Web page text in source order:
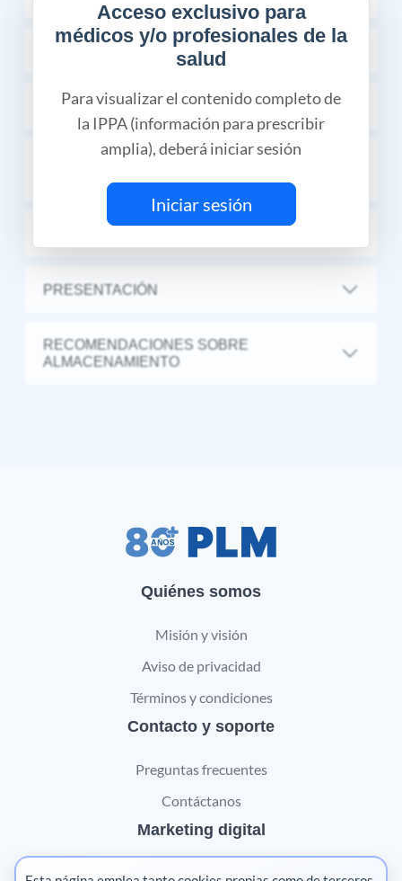
Acceso exclusivo para
médicos y/o profesionales de la
salud
Para visualizar el contenido completo de
la IPPA (información para prescribir
amplia), deberá iniciar sesión
Iniciar sesión
INDICACIONES TERAPÉUTICAS
CONTRAINDICACIONES
RESTRICCIONES DE USO DURANTE EL
PRESENTACIÓN
RECOMENDACIONES SOBRE
ALMACENAMIENTO
Quiénes somos
Misión y visión
Aviso de privacidad
Términos y condiciones
Contacto y soporte
Preguntas frecuentes
Contáctanos
Marketing digital
Pharma